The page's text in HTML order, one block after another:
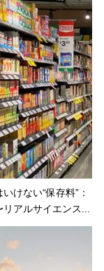
いけない“保存料”：
アルサイエンス...